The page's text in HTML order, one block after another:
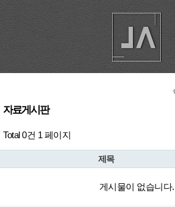
자료게시판
Total 0건 1 페이지
제목
게시물이 없습니다.